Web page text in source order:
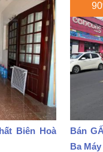
Biên Hoà
Bán
Ba